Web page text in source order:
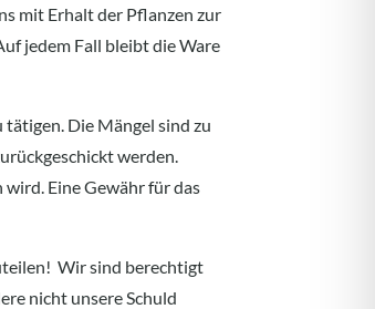
mit Erhalt der Pflanzen zur
jedem Fall bleibt die Ware
Die Mängel sind zu
werden.
Eine Gewähr für das
Wir sind berechtigt
nicht unsere Schuld